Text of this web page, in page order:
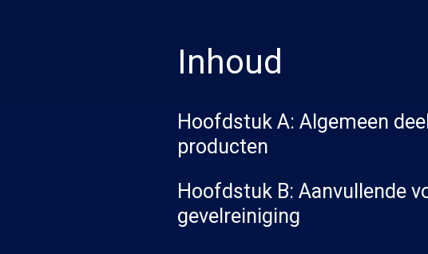
Inhoud
Hoofdstuk A: Algemeen
producten
Hoofdstuk B: Aanvullende
gevelreiniging